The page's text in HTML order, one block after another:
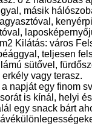
másik
Kilátás: város
teljesen
sütővel,
vagy terasz.
napját egy finom
is kínál, helyi
egy snack bárt